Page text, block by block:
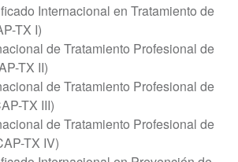
Internacional en Tratamiento de
TX I)
de Tratamiento Profesional de
TX II)
de Tratamiento Profesional de
TX III)
de Tratamiento Profesional de
TX IV)